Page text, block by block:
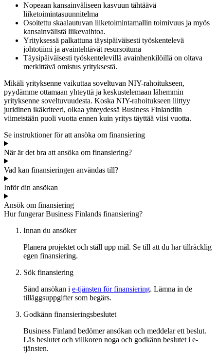
Nopeaan kansainväliseen kasvuun tähtäävä
liiketoimintasuunnitelma
Osoitettu skaalautuvan liiketoimintamallin toimivuus ja myös
kansainvälistä liikevaihtoa.
Yrityksessä palkattuna täysipäiväisesti työskentelevä
johtotiimi ja avaintehtävät resursoituna
Täysipäiväisesti työskentelevillä avainhenkilöillä on oltava
merkittävä omistus yrityksestä.
Mikäli yrityksenne vaikuttaa soveltuvan NIY-rahoitukseen,
pyydämme ottamaan yhteyttä ja keskustelemaan lähemmin
yrityksenne soveltuvuudesta. Koska NIY-rahoitukseen liittyy
juridinen ikäkriteeri, olkaa yhteydessä Business Finlandiin
viimeistään puoli vuotta ennen kuin yritys täyttää viisi vuotta.
Se instruktioner för att ansöka om finansiering
När är det bra att ansöka om finansiering?
Vad kan finansieringen användas till?
Inför din ansökan
Ansök om finansiering
Hur fungerar Business Finlands finansiering?
Innan du ansöker
Planera projektet och ställ upp mål. Se till att du har tillräcklig
egen finansiering.
Sök finansiering
Sänd ansökan i e-tjänsten för finansiering. Lämna in de
tilläggsuppgifter som begärs.
Godkänn finansieringsbeslutet
Business Finland bedömer ansökan och meddelar ett beslut.
Läs beslutet och villkoren noga och godkänn beslutet i e-
tjänsten.